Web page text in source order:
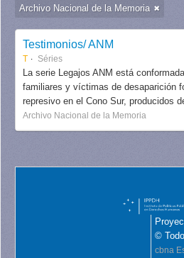
Archivo Nacional de la Memoria
Testimonios/ ANM
T Séries
La serie Legajos ANM está
familiares y víctimas de desaparición
represivo en el Cono Sur, producidos
Archivo Nacional de la Memoria
©
cbna